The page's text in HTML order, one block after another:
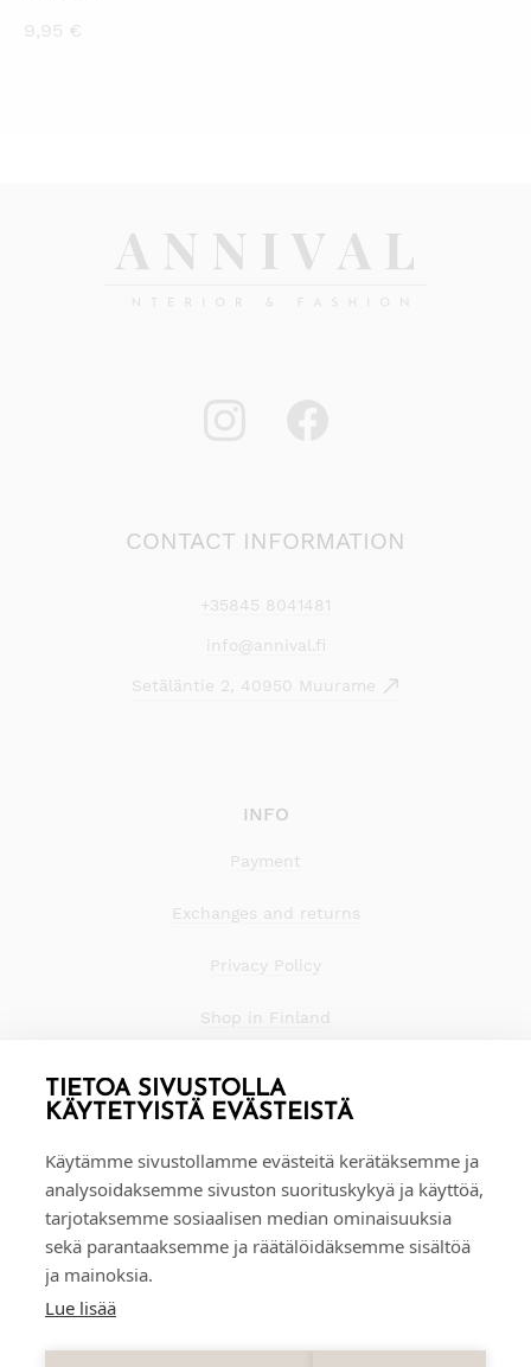
TIETOA SIVUSTOLLA
KÄYTETYISTÄ EVÄSTEISTÄ
Käytämme sivustollamme evästeitä kerätäksemme ja
analysoidaksemme sivuston suorituskykyä ja käyttöä,
tarjotaksemme sosiaalisen median ominaisuuksia
sekä parantaaksemme ja räätälöidäksemme sisältöä
ja mainoksia.
Lue lisää
9,95 €
CONTACT INFORMATION
+35845 8041481
info@annival.fi
Setäläntie 2, 40950 Muurame
INFO
Payment
Exchanges and returns
Privacy Policy
Shop in Finland